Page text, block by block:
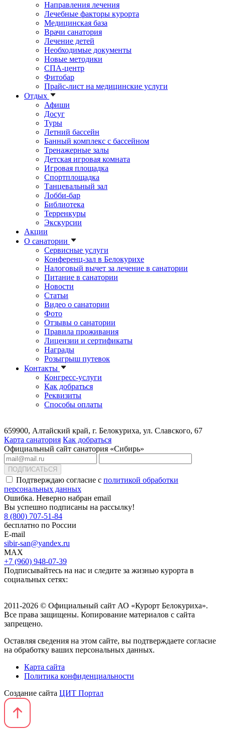
Направления лечения
Лечебные факторы курорта
Медицинская база
Врачи санатория
Лечение детей
Необходимые документы
Новые методики
СПА-центр
Фитобар
Прайс-лист на медицинские услуги
Отдых
Афиши
Досуг
Туры
Летний бассейн
Банный комплекс с бассейном
Тренажерные залы
Детская игровая комната
Игровая площадка
Спортплощадка
Танцевальный зал
Лобби-бар
Библиотека
Терренкуры
Экскурсии
Акции
О санатории
Сервисные услуги
Конференц-зал в Белокурихе
Налоговый вычет за лечение в санатории
Питание в санатории
Новости
Статьи
Видео о санатории
Фото
Отзывы о санатории
Правила проживания
Лицензии и сертификаты
Награды
Розыгрыш путевок
Контакты
Конгресс-услуги
Как добраться
Реквизиты
Способы оплаты
659900, Алтайский край, г. Белокуриха, ул. Славского, 67
Карта санатория Как добраться
Официальный сайт санатория «Сибирь»
ПОДПИСАТЬСЯ
Подтверждаю согласие с политикой обработки
персональных данных
Ошибка. Неверно набран email
Вы успешно подписаны на рассылку!
8 (800) 707-51-84
бесплатно по России
E-mail
sibir-san@yandex.ru
MAX
+7 (960) 948-07-39
Подписывайтесь на нас и следите за жизнью курорта в
социальных сетях:
2011-2026 © Официальный сайт АО «Курорт Белокуриха».
Все права защищены. Копирование материалов с сайта
запрещено.
Оставляя сведения на этом сайте, вы подтверждаете согласие
на обработку ваших персональных данных.
Карта сайта
Политика конфиденциальности
Создание сайта ЦИТ Портал